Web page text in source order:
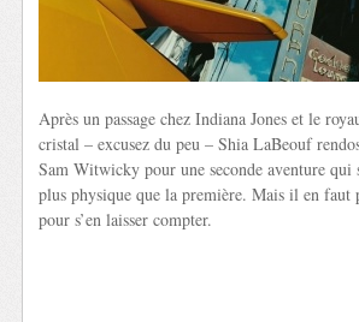
Après un passage chez Indiana Jones et le
cristal – excusez du peu – Shia LaBeouf
Sam Witwicky pour une seconde aventure qui
plus physique que la première. Mais il en faut
pour s’en laisser compter.